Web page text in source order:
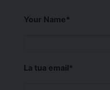
Your Name*
La tua email*